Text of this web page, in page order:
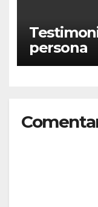
persona